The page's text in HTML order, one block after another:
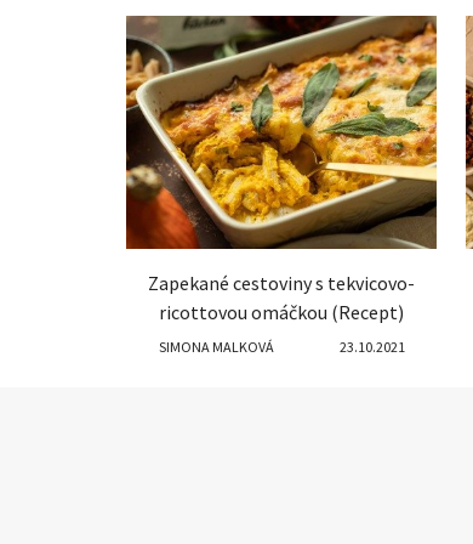
Zapekané cestoviny s tekvicovo-
ricottovou omáčkou (Recept)
SIMONA MALKOVÁ 23.10.2021